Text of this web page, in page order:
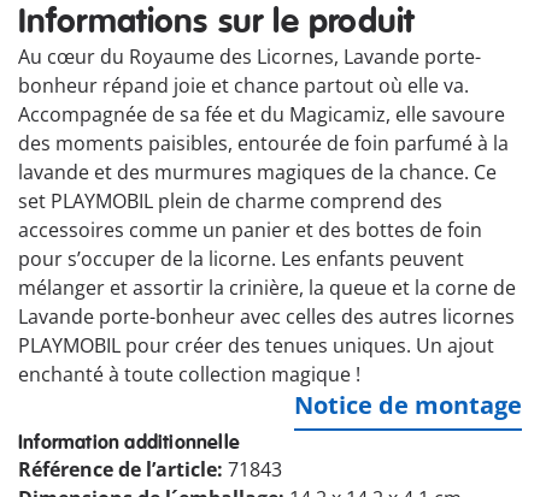
Informations sur le produit
Au cœur du Royaume des Licornes, Lavande porte-
bonheur répand joie et chance partout où elle va.
Accompagnée de sa fée et du Magicamiz, elle savoure
des moments paisibles, entourée de foin parfumé à la
lavande et des murmures magiques de la chance. Ce
set PLAYMOBIL plein de charme comprend des
accessoires comme un panier et des bottes de foin
pour s’occuper de la licorne. Les enfants peuvent
mélanger et assortir la crinière, la queue et la corne de
Lavande porte-bonheur avec celles des autres licornes
PLAYMOBIL pour créer des tenues uniques. Un ajout
enchanté à toute collection magique !
Notice de montage
Information additionnelle
Référence de l’article: 71843